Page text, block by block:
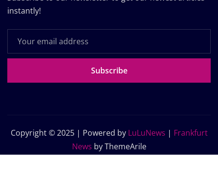
instantly!
Subscribe
Copyright © 2025 | Powered by LuLuNews | Frankfurt
News by ThemeArile